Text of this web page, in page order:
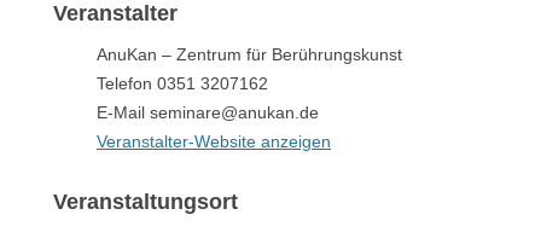
Veranstaltungsort
Veranstalter
AnuKan – Zentrum für Berührungskunst
Telefon 0351 3207162
E-Mail seminare@anukan.de
Veranstalter-Website anzeigen